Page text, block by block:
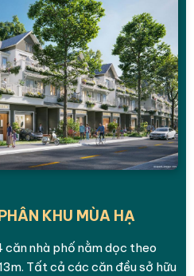
KHU MÙA HẠ
căn nhà phố nằm dọc theo
Tất cả các căn đều sở hữu